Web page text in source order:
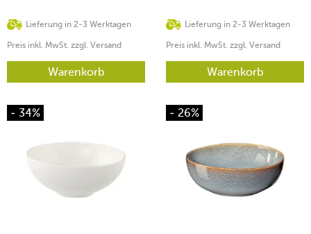
Lieferung in 2-3 Werktagen
Preis inkl. MwSt. zzgl. Versand
Warenkorb
Lieferung in 2-3 Werktagen
Preis inkl. MwSt. zzgl. Versand
Warenkorb
- 34% - 26%